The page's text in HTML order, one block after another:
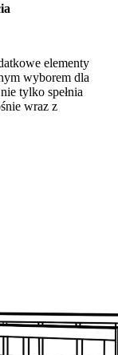
elementy
wyborem dla
tylko spełnia
wraz z